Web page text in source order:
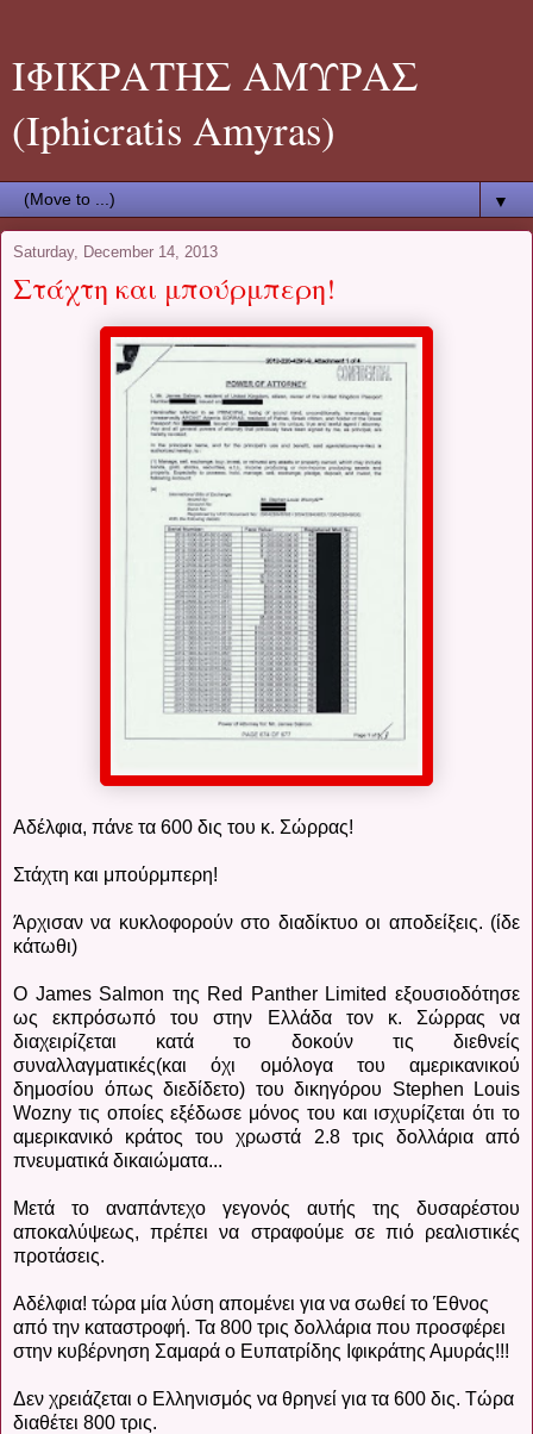
ΙΦΙΚΡΑΤΗΣ ΑΜΥΡΑΣ
(Iphicratis Amyras)
▼
Saturday, December 14, 2013
Στάχτη και μπούρμπερη!
Αδέλφια, πάνε τα 600 δις του κ. Σώρρας!
Στάχτη και μπούρμπερη!
Άρχισαν να κυκλοφορούν στο διαδίκτυο οι αποδείξεις. (ίδε
κάτωθι)
Ο James Salmon της Red Panther Limited εξουσιοδότησε
ως εκπρόσωπό του στην Ελλάδα τον κ. Σώρρας να
διαχειρίζεται κατά το δοκούν τις διεθνείς
συναλλαγματικές(και όχι ομόλογα του αμερικανικού
δημοσίου όπως διεδίδετο) του δικηγόρου Stephen Louis
Wozny τις οποίες εξέδωσε μόνος του και ισχυρίζεται ότι το
αμερικανικό κράτος του χρωστά 2.8 τρις δολλάρια από
πνευματικά δικαιώματα...
Μετά το αναπάντεχο γεγονός αυτής της δυσαρέστου
αποκαλύψεως, πρέπει να στραφούμε σε πιό ρεαλιστικές
προτάσεις.
Αδέλφια! τώρα μία λύση απομένει για να σωθεί το Έθνος
από την καταστροφή. Τα 800 τρις δολλάρια που προσφέρει
στην κυβέρνηση Σαμαρά ο Ευπατρίδης Ιφικράτης Αμυράς!!!
Δεν χρειάζεται ο Ελληνισμός να θρηνεί για τα 600 δις. Τώρα
διαθέτει 800 τρις.